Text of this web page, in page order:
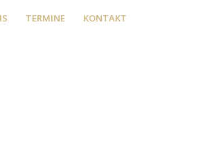
TERMINE KONTAKT